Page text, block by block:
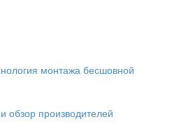
монтажа бесшовной
обзор производителей